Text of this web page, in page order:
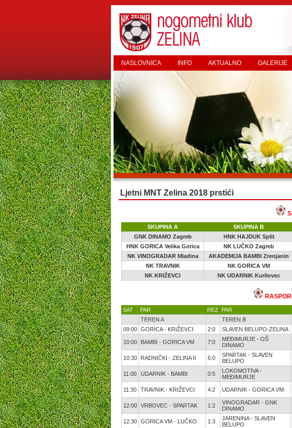
NASLOVNICA INFO AKTUALNO GALERIJE
Ljetni MNT Zelina 2018 prstići
SKUPINA A SKUPINA B
GNK DINAMO Zagreb
HNK HAJDUK Split
HNK GORICA Velika Gorica
NK LUČKO Zagreb
NK VINOGRADAR Mladina
AKADEMIJA BAMBI Zrenjanin
NK TRAVNIK
NK GORICA VM
NK KRIŽEVCI
NK UDARNIK Kurilovec
SAT PAR REZ PAR
TEREN A
TEREN B
09:00 GORICA - KRIŽEVCI 2:0 SLAVEN BELUPO-ZELINA
10:00 BAMBI - GORICA VM 7:0
MEĐIMURJE - OŠ
DINAMO
10:30 RADNIČKI - ZELINA II 6:0
SPARTAK - SLAVEN
BELUPO
11:00 UDARNIK - BAMBI 0:5
LOKOMOTIVA -
MEĐIMURJE
11:30 TRAVNIK - KRIŽEVCI 4:2 UDARNIK - GORICA VM
12:00 VRBOVEC - SPARTAK 1:2
VINOGRADAR - GNK
DINAMO
12:30 GORICA VM - LUČKO 1:3
JARENINA - SLAVEN
BELUPO